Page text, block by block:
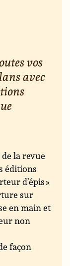
vos
avec
la revue
éditions
d’épis »
sur
en main et
non
façon